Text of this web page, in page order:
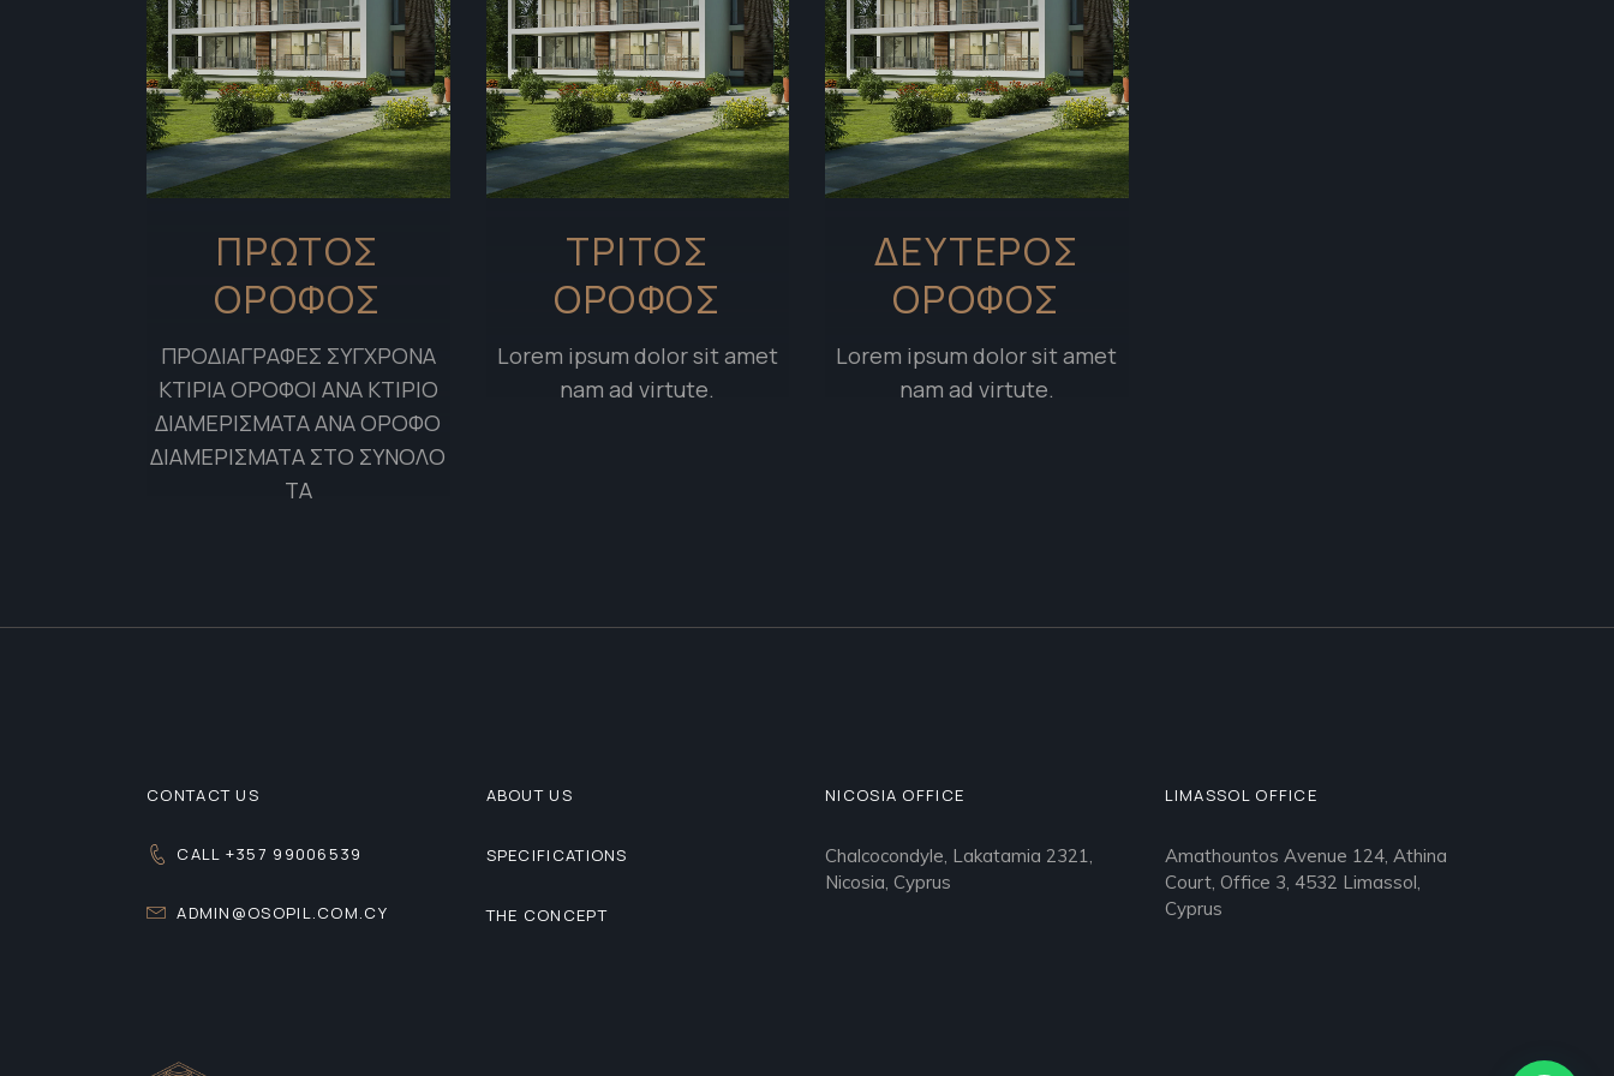
ΠΡΏΤΟΣ
ΌΡΟΦΟΣ
ΠΡΟΔΙΑΓΡΑΦΕΣ ΣΥΓΧΡΟΝΑ
ΚΤΙΡΙΑ ΟΡΟΦΟΙ ΑΝΑ ΚΤΙΡΙΟ
ΔΙΑΜΕΡΙΣΜΑΤΑ ΑΝΑ ΟΡΟΦΟ
ΔΙΑΜΕΡΙΣΜΑΤΑ ΣΤΟ ΣΥΝΟΛΟ
ΤΑ
ΤΡΊΤΟΣ
ΌΡΟΦΟΣ
Lorem ipsum dolor sit amet
nam ad virtute.
ΔΕΎΤΕΡΟΣ
ΌΡΟΦΟΣ
Lorem ipsum dolor sit amet
nam ad virtute.
CONTACT US
CALL +357 99006539
ADMIN@OSOPIL.COM.CY
ABOUT US
SPECIFICATIONS
THE CONCEPT
NICOSIA OFFICE
Chalcocondyle, Lakatamia 2321,
Nicosia, Cyprus
LIMASSOL OFFICE
Amathountos Avenue 124, Athina
Court, Office 3, 4532 Limassol,
Cyprus